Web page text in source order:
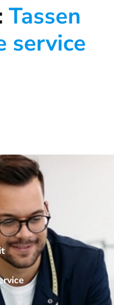
Tassen
service